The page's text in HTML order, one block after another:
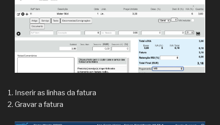
Inserir as linhas da fatura
Gravar a fatura